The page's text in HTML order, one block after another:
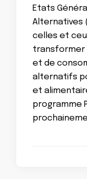
Etats
Alternatives
celles et
transformer
et de
alternatifs
et
programme